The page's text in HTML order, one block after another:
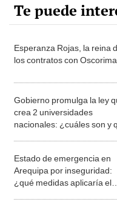
Te puede
Esperanza Rojas, la reina
los contratos con Oscorima
Gobierno promulga la ley
crea 2 universidades
nacionales: ¿cuáles son y
Estado de emergencia en
Arequipa por inseguridad:
¿qué medidas aplicaría el